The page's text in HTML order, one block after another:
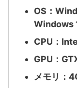
OS：
Windows
CPU：
GPU：
メモリ：